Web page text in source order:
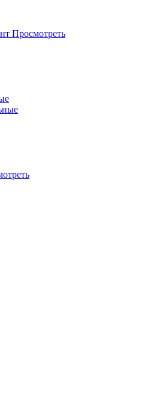
Просмотреть